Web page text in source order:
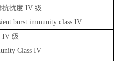
抗扰度 IV级
burst immunity class IV
IV级
Class IV